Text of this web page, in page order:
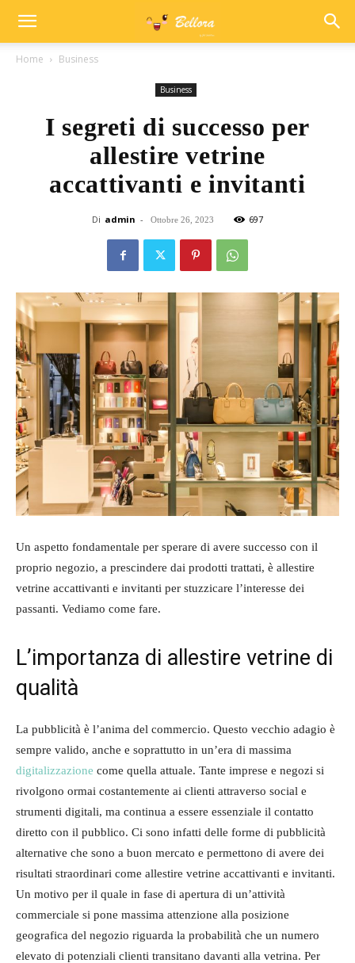
Home Business
Business
I segreti di successo per
allestire vetrine
accattivanti e invitanti
Di admin - Ottobre 26, 2023 697
Un aspetto fondamentale per sperare di avere successo con il
proprio negozio, a prescindere dai prodotti trattati, è allestire
vetrine accattivanti e invitanti per stuzzicare l’interesse dei
passanti. Vediamo come fare.
L’importanza di allestire vetrine di
qualità
La pubblicità è l’anima del commercio. Questo vecchio adagio è
sempre valido, anche e soprattutto in un’era di massima
digitalizzazione come quella attuale. Tante imprese e negozi si
rivolgono ormai costantemente ai clienti attraverso social e
strumenti digitali, ma continua a essere essenziale il contatto
diretto con il pubblico. Ci sono infatti delle forme di pubblicità
alternative che sono a buon mercato e permettono di avere dei
risultati straordinari come allestire vetrine accattivanti e invitanti.
Un motivo per il quale in fase di apertura di un’attività
commerciale si pone massima attenzione alla posizione
geografica del negozio riguarda la probabilità che un numero
elevato di potenziali clienti transitano davanti alla vetrina. Per